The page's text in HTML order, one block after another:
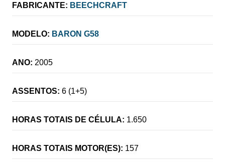
FABRICANTE: BEECHCRAFT
MODELO: BARON G58
ANO: 2005
ASSENTOS: 6 (1+5)
HORAS TOTAIS DE CÉLULA: 1.650
HORAS TOTAIS MOTOR(ES): 157